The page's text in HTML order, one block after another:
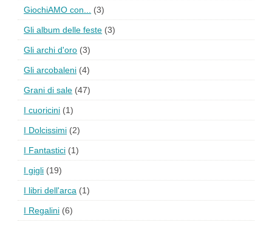
GiochiAMO con... (3)
Gli album delle feste (3)
Gli archi d'oro (3)
Gli arcobaleni (4)
Grani di sale (47)
I cuoricini (1)
I Dolcissimi (2)
I Fantastici (1)
I gigli (19)
I libri dell'arca (1)
I Regalini (6)